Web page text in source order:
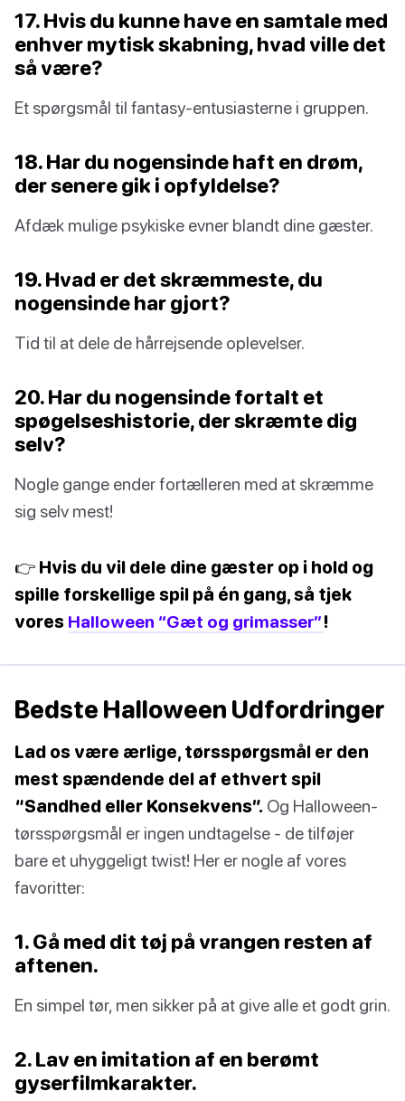
17. Hvis du kunne have en samtale med
enhver mytisk skabning, hvad ville det
så være?
Et spørgsmål til fantasy-entusiasterne i gruppen.
18. Har du nogensinde haft en drøm,
der senere gik i opfyldelse?
Afdæk mulige psykiske evner blandt dine gæster.
19. Hvad er det skræmmeste, du
nogensinde har gjort?
Tid til at dele de hårrejsende oplevelser.
20. Har du nogensinde fortalt et
spøgelseshistorie, der skræmte dig
selv?
Nogle gange ender fortælleren med at skræmme
sig selv mest!
👉 Hvis du vil dele dine gæster op i hold og
spille forskellige spil på én gang, så tjek
vores Halloween “Gæt og grimasser”!
Bedste Halloween Udfordringer
Lad os være ærlige, tørsspørgsmål er den
mest spændende del af ethvert spil
“Sandhed eller Konsekvens”. Og Halloween-
tørsspørgsmål er ingen undtagelse - de tilføjer
bare et uhyggeligt twist! Her er nogle af vores
favoritter:
1. Gå med dit tøj på vrangen resten af
aftenen.
En simpel tør, men sikker på at give alle et godt grin.
2. Lav en imitation af en berømt
gyserfilmkarakter.